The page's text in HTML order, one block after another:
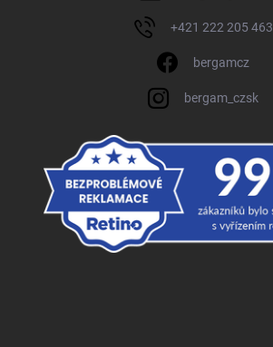
+421 222 205 463
bergamcz
bergam_czsk